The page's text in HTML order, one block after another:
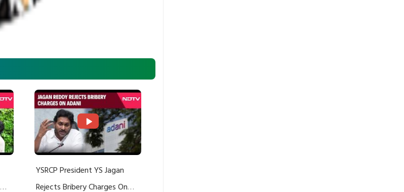
YSRCP President YS Jagan
Rejects Bribery Charges On